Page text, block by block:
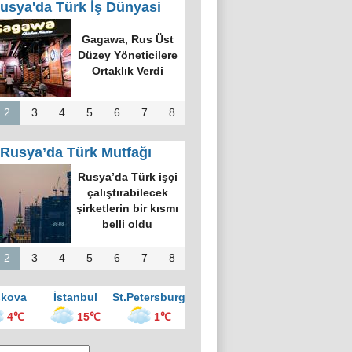
Türk İş Dünyasi
Dünyasında
Bilgi Alanı
Bişkek
ve Yeni
2 3 4 5 6 7 8
Rusya’da Türk Mutfağı
en
kültür
“Türk
Gecesi”
2 3 4 5 6 7 8
İstanbul
St.Petersburg
4℃
15℃ 1℃